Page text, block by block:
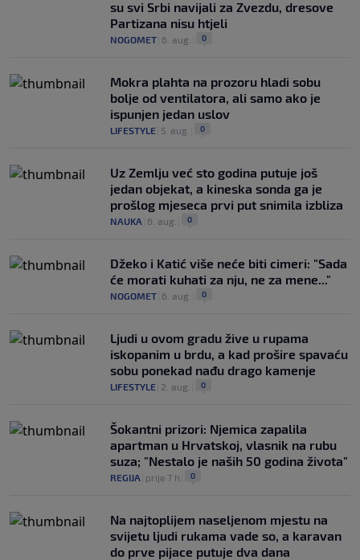
su svi Srbi navijali za Zvezdu, dresove
Partizana nisu htjeli
NOGOMET 6. aug. 0
Mokra plahta na prozoru hladi sobu
bolje od ventilatora, ali samo ako je
ispunjen jedan uslov
LIFESTYLE 5. aug. 0
Uz Zemlju već sto godina putuje još
jedan objekat, a kineska sonda ga je
prošlog mjeseca prvi put snimila izbliza
NAUKA 6. aug. 0
Džeko i Katić više neće biti cimeri: "Sada
će morati kuhati za nju, ne za mene..."
NOGOMET 6. aug. 0
Ljudi u ovom gradu žive u rupama
iskopanim u brdu, a kad prošire spavaću
sobu ponekad nađu drago kamenje
LIFESTYLE 2. aug. 0
Šokantni prizori: Njemica zapalila
apartman u Hrvatskoj, vlasnik na rubu
suza; "Nestalo je naših 50 godina života"
REGIJA prije 7 h 0
Na najtoplijem naseljenom mjestu na
svijetu ljudi rukama vade so, a karavan
do prve pijace putuje dva dana